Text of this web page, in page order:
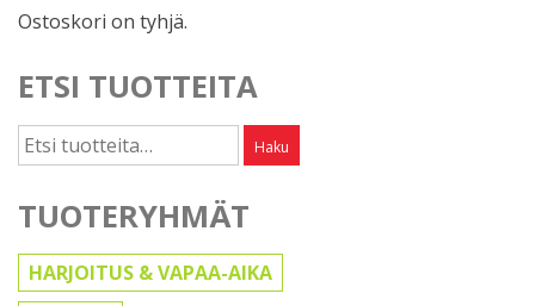
Ostoskori on tyhjä.
ETSI TUOTTEITA
Etsi: Haku
TUOTERYHMÄT
HARJOITUS & VAPAA-AIKA